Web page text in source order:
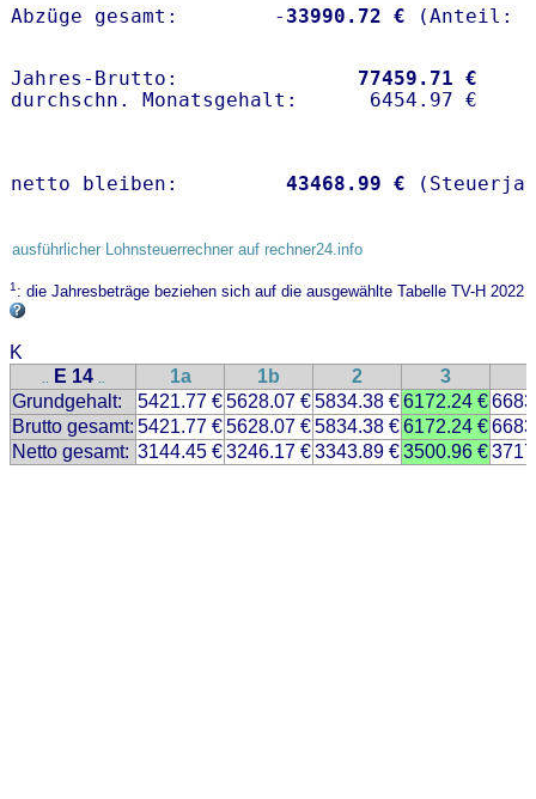
Abzüge gesamt:        - 33990.72 €
Jahres-Brutto: 77459.71 €
netto bleiben: 43468.99 €
ausführlicher Lohnsteuerrechner auf rechner24.info
1: die Jahresbeträge beziehen sich auf die ausgewählte Tabelle TV-H 2022
K
.. E 14 .. 1a 1b 2 3
Grundgehalt:
5421.77 €5628.07 €5834.38 €6172.24 €
Brutto gesamt: 5421.77 €5628.07 €5834.38 €6172.24 €
Netto gesamt: 3144.45 €3246.17 €3343.89 €3500.96 €